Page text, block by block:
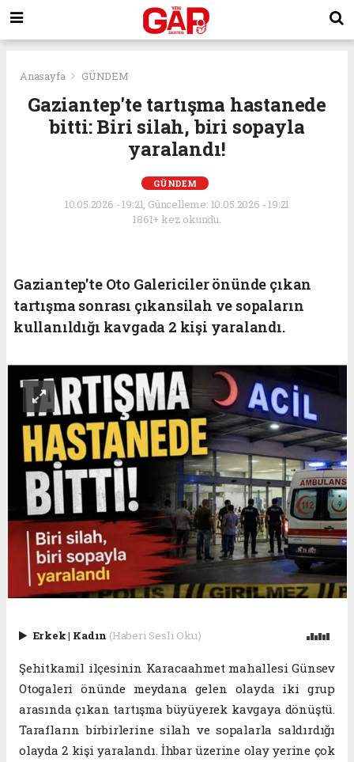
Anasayfa GÜNDEM
Gaziantep'te tartışma hastanede
bitti: Biri silah, biri sopayla
yaralandı!
GÜNDEM
10.05.2026 - 19:21, Güncelleme: 10.05.2026 - 19:21
1861+ kez okundu.
Gaziantep'te Oto Galericiler önünde çıkan
tartışma sonrası çıkansilah ve sopaların
kullanıldığı kavgada 2 kişi yaralandı.
Erkek| Kadın (Haberi Sesli Oku)
Şehitkamil ilçesinin Karacaahmet mahallesi Günsev
Otogaleri önünde meydana gelen olayda iki grup
arasında çıkan tartışma büyüyerek kavgaya dönüştü.
Tarafların birbirlerine silah ve sopalarla saldırdığı
olayda 2 kişi yaralandı. İhbar üzerine olay yerine çok